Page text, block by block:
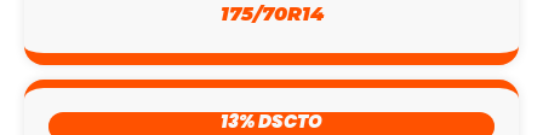
175/70R14
13% DSCTO